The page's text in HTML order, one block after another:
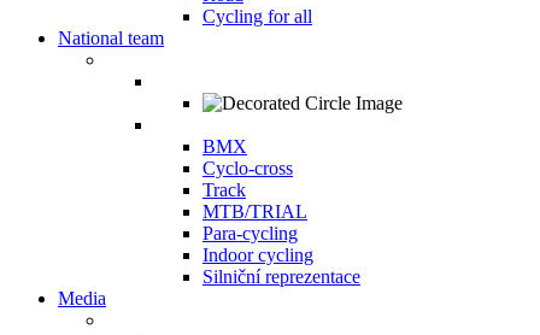
Cycling for all
National team
BMX
Cyclo-cross
Track
MTB/TRIAL
Para-cycling
Indoor cycling
Silniční reprezentace
Media